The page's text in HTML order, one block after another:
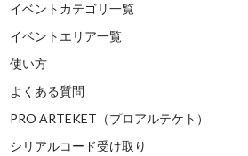
イベントカテゴリ一覧
イベントエリア一覧
使い方
よくある質問
PRO ARTEKET（プロアルテケト）
シリアルコード受け取り